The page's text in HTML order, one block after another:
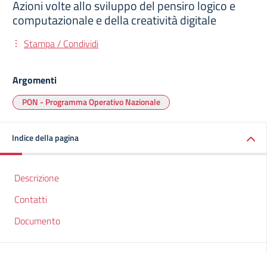
Azioni volte allo sviluppo del pensiro logico e
computazionale e della creatività digitale
Stampa / Condividi
Argomenti
PON - Programma Operativo Nazionale
Indice della pagina
Descrizione
Contatti
Documento